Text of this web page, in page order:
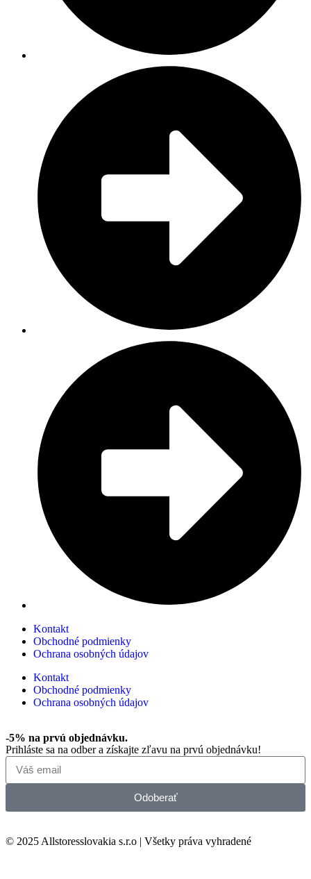
Kontakt
Obchodné podmienky
Ochrana osobných údajov
Kontakt
Obchodné podmienky
Ochrana osobných údajov
-5% na prvú objednávku.
Prihláste sa na odber a získajte zľavu na prvú objednávku!
Odoberať
© 2025 Allstoresslovakia s.r.o | Všetky práva vyhradené